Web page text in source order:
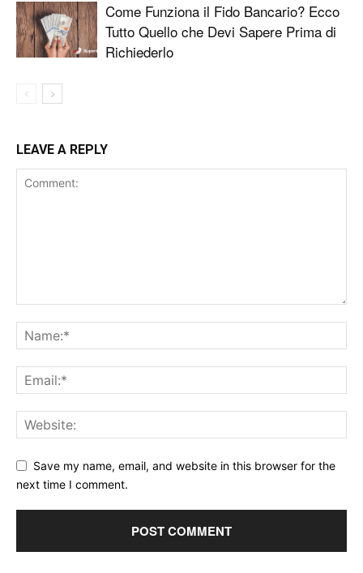
Come Funziona il Fido Bancario? Ecco
Tutto Quello che Devi Sapere Prima di
Richiederlo
LEAVE A REPLY
Save my name, email, and website in this browser for the
next time I comment.